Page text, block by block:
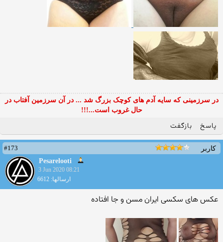
در سرزمینی که سایه آدم های کوچک بزرگ شد ... در آن سرزمین آفتاب در
حال غروب است...!!!
پاسخ بازگفت
کاربر
#173
Pesarelooti
3 Jun 2020 08:21
ارسالها: 6612
عکس های سکسی ایران مسن و جا افتاده